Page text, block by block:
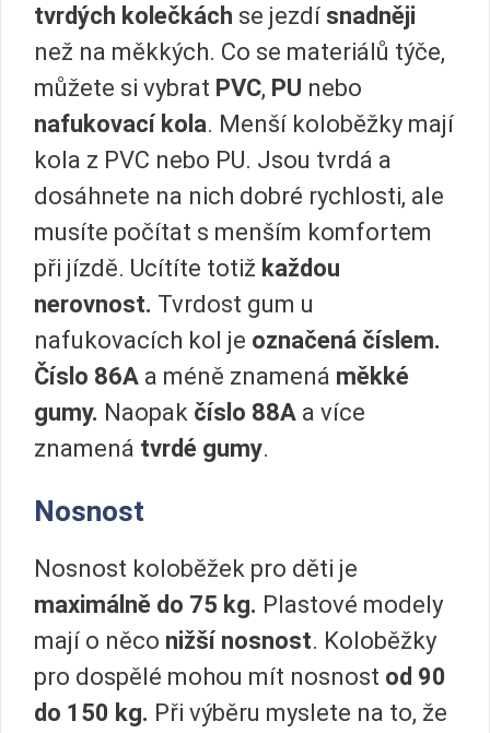
tvrdých kolečkách se jezdí snadněji
než na měkkých. Co se materiálů týče,
můžete si vybrat PVC, PU nebo
nafukovací kola. Menší koloběžky mají
kola z PVC nebo PU. Jsou tvrdá a
dosáhnete na nich dobré rychlosti, ale
musíte počítat s menším komfortem
při jízdě. Ucítíte totiž každou
nerovnost. Tvrdost gum u
nafukovacích kol je označená číslem.
Číslo 86A a méně znamená měkké
gumy. Naopak číslo 88A a více
znamená tvrdé gumy.
Nosnost
Nosnost koloběžek pro děti je
maximálně do 75 kg. Plastové modely
mají o něco nižší nosnost. Koloběžky
pro dospělé mohou mít nosnost od 90
do 150 kg. Při výběru myslete na to, že